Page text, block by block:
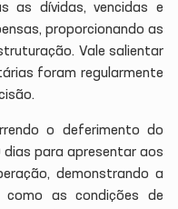
as dívidas, vencidas e
proporcionando as
Vale salientar
foram regularmente
o deferimento do
dias para apresentar aos
demonstrando a
como as condições de